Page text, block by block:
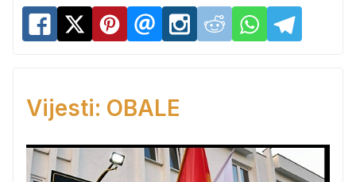
Vijesti: OBALE